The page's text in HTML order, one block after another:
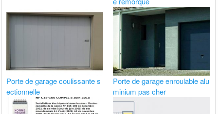
Porte de garage coulissante s
ectionnelle
Porte de garage enroulable alu
minium pas cher